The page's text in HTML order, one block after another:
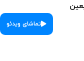
تماشای ویدئو